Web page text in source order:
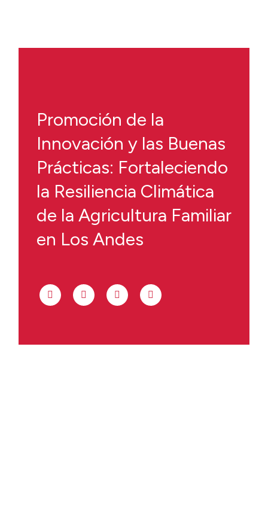
Promoción de la
Innovación y las Buenas
Prácticas: Fortaleciendo
la Resiliencia Climática
de la Agricultura Familiar
en Los Andes